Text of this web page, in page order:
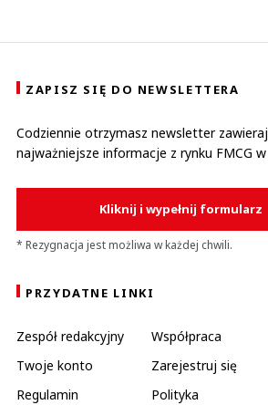
ZAPISZ SIĘ DO NEWSLETTERA
Codziennie otrzymasz newsletter
najważniejsze informacje z rynku FMCG w
Kliknij i wypełnij formularz
* Rezygnacja jest możliwa w każdej chwili.
PRZYDATNE LINKI
Zespół redakcyjny Współpraca
Twoje konto
Zarejestruj się
Regulamin
Polityka